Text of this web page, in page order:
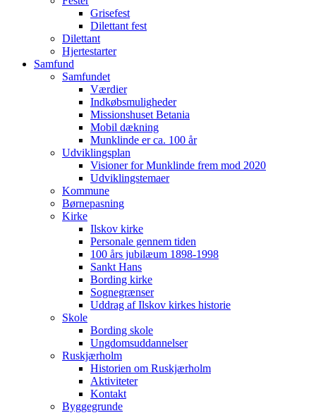
Grisefest
Dilettant fest
Dilettant
Hjertestarter
Samfund
Samfundet
Værdier
Indkøbsmuligheder
Missionshuset Betania
Mobil dækning
Munklinde er ca. 100 år
Udviklingsplan
Visioner for Munklinde frem mod 2020
Udviklingstemaer
Kommune
Børnepasning
Kirke
Ilskov kirke
Personale gennem tiden
100 års jubilæum 1898-1998
Sankt Hans
Bording kirke
Sognegrænser
Uddrag af Ilskov kirkes historie
Skole
Bording skole
Ungdomsuddannelser
Ruskjærholm
Historien om Ruskjærholm
Aktiviteter
Kontakt
Byggegrunde